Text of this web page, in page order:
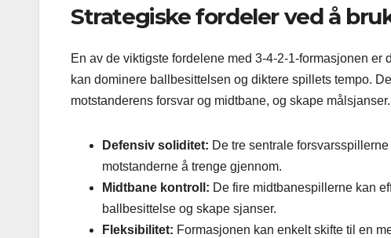
Strategiske fordeler ved å
En av de viktigste fordelene med 3-4-2-1-formasjonen
kan dominere ballbesittelsen og diktere spillets tempo.
motstanderens forsvar og midtbane, og skape målsjanser.
Defensiv soliditet: De tre sentrale
motstanderne å trenge gjennom.
Midtbane kontroll: De fire midtbanespillerne kan
ballbesittelse og skape sjanser.
Fleksibilitet: Formasjonen kan enkelt skifte til en